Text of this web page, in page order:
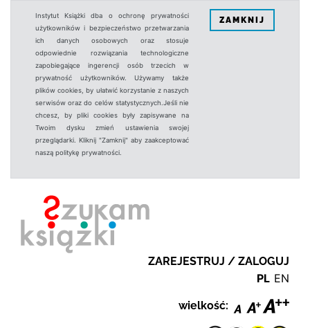
Instytut Książki dba o ochronę prywatności
użytkowników i bezpieczeństwo przetwarzania
ich danych osobowych oraz stosuje
odpowiednie rozwiązania technologiczne
zapobiegające ingerencji osób trzecich w
prywatność użytkowników. Używamy także
plików cookies, by ułatwić korzystanie z naszych
serwisów oraz do celów statystycznych.Jeśli nie
chcesz, by pliki cookies były zapisywane na
Twoim dysku zmień ustawienia swojej
przeglądarki. Kliknij "Zamknij" aby zaakceptować
naszą politykę prywatności.
ZAMKNIJ
ZAREJESTRUJ / ZALOGUJ
PL EN
wielkość: